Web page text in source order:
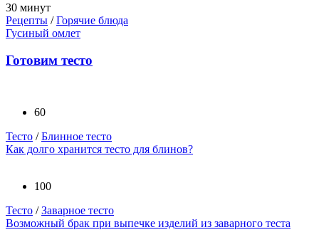
30 минут
Рецепты /Горячие блюда
Гусиный омлет
Готовим тесто
60
Тесто /Блинное тесто
Как долго хранится тесто для блинов?
100
Тесто /Заварное тесто
Возможный брак при выпечке изделий из заварного теста